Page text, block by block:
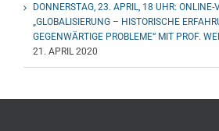
DONNERSTAG, 23. APRIL, 18 UHR: ONLINE-
„GLOBALISIERUNG – HISTORISCHE
GEGENWÄRTIGE PROBLEME“ MIT PROF.
21. APRIL 2020